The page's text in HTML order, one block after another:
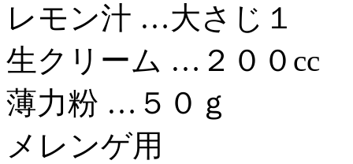
レモン汁 …大さじ１
生クリーム …２００cc
薄力粉 …５０ｇ
メレンゲ用